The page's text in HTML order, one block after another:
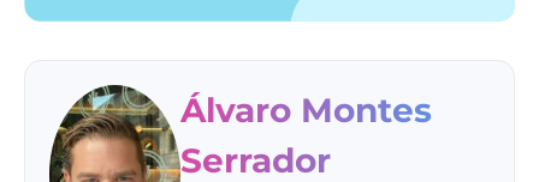
Álvaro Montes
Serrador